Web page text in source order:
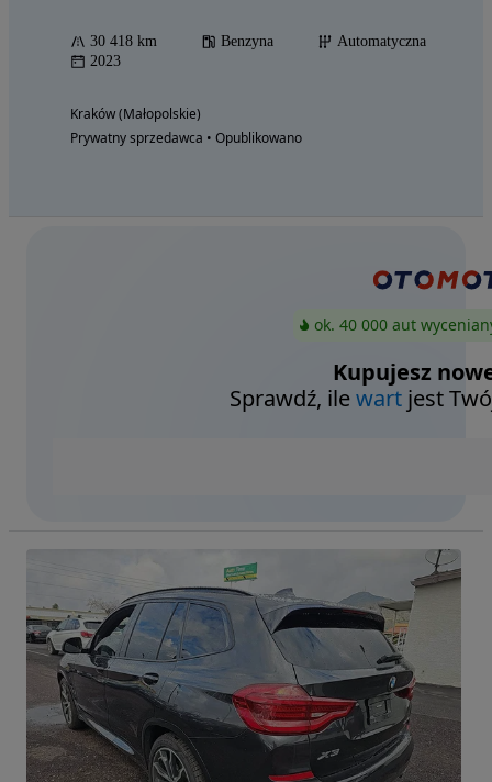
30 418 km Benzyna
Automatyczna
2023
Kraków (Małopolskie)
Prywatny sprzedawca • Opublikowano
ok. 40 000 aut
Kupujesz
Sprawdź, ilewart jest